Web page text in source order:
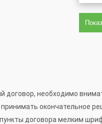
необходимо
принимать окончательное
договора мелким